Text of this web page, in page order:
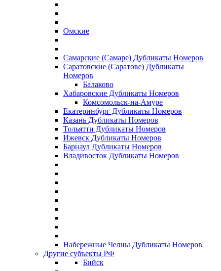
Омские
Самарские (Самаре) Дубликаты Номеров
Саратовские (Саратове) Дубликаты
Номеров
Балаково
Хабаровские Дубликаты Номеров
Комсомольск-на-Амуре
Екатеринбург Дубликаты Номеров
Казань Дубликаты Номеров
Тольятти Дубликаты Номеров
Ижевск Дубликаты Номеров
Барнаул Дубликаты Номеров
Владивосток Дубликаты Номеров
Набережные Челны Дубликаты Номеров
Другие субъекты РФ
Бийск